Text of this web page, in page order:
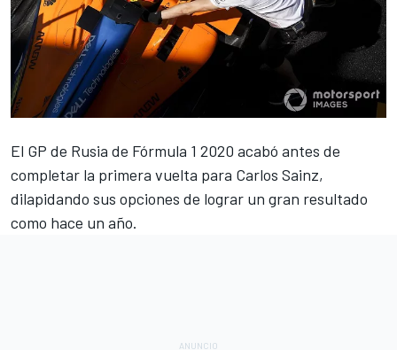
El GP de Rusia de Fórmula 1 2020 acabó antes de
completar la primera vuelta para Carlos Sainz,
dilapidando sus opciones de lograr un gran resultado
como hace un año.